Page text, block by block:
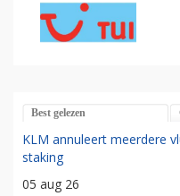
Best gelezen
KLM annuleert meerdere
staking
05 aug 26